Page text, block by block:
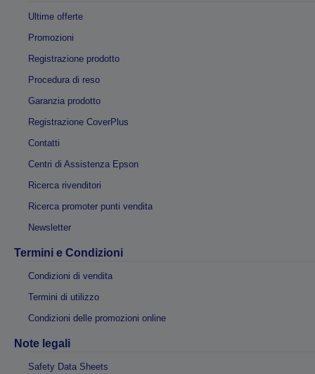
Ultime offerte
Promozioni
Registrazione prodotto
Procedura di reso
Garanzia prodotto
Registrazione CoverPlus
Contatti
Centri di Assistenza Epson
Ricerca rivenditori
Ricerca promoter punti vendita
Newsletter
Termini e Condizioni
Condizioni di vendita
Termini di utilizzo
Condizioni delle promozioni online
Note legali
Safety Data Sheets